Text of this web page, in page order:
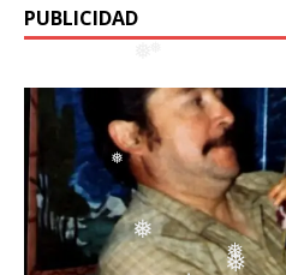
❅
❅
❅
PUBLICIDAD